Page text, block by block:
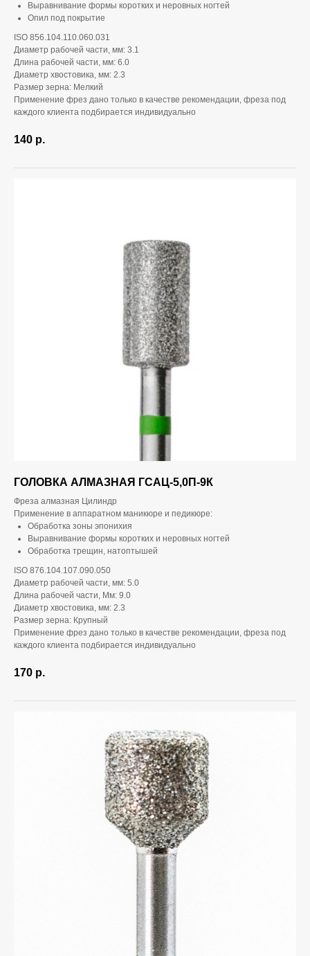
Выравнивание формы коротких и неровных ногтей
Опил под покрытие
ISO 856.104.110.060.031
Диаметр рабочей части, мм: 3.1
Длина рабочей части, мм: 6.0
Диаметр хвостовика, мм: 2.3
Размер зерна: Мелкий
Применение фрез дано только в качестве рекомендации, фреза под
каждого клиента подбирается индивидуально
140 р.
ГОЛОВКА АЛМАЗНАЯ ГСАЦ-5,0П-9К
Фреза алмазная Цилиндр
Применение в аппаратном маникюре и педикюре:
Обработка зоны эпонихия
Выравнивание формы коротких и неровных ногтей
Обработка трещин, натоптышей
ISO 876.104.107.090.050
Диаметр рабочей части, мм: 5.0
Длина рабочей части, Мм: 9.0
Диаметр хвостовика, мм: 2.3
Размер зерна: Крупный
Применение фрез дано только в качестве рекомендации, фреза под
каждого клиента подбирается индивидуально
170 р.